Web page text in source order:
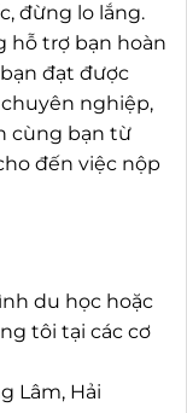
đừng lo lắng.
hỗ trợ bạn hoàn
đạt được
nghiệp,
cùng bạn từ
đến việc nộp
du học hoặc
tôi tại các cơ
Lâm, Hải